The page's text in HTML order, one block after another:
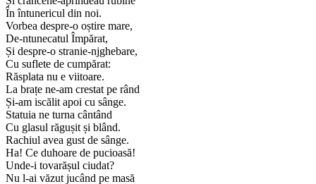
În întunericul din noi.
Vorbea despre-o oștire mare,
De-ntunecatul Împărat,
Și despre-o stranie-njghebare,
Cu suflete de cumpărat:
Răsplata nu e viitoare.
La brațe ne-am crestat pe rând
Și-am iscălit apoi cu sânge.
Statuia ne turna cântând
Cu glasul răgușit și blând.
Rachiul avea gust de sânge.
Ha! Ce duhoare de pucioasă!
Unde-i tovarășul ciudat?
Nu l-ai văzut jucând pe masă